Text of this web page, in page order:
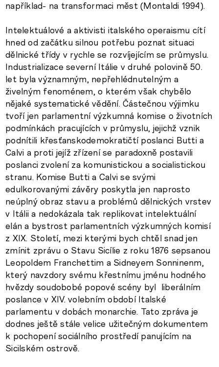
například- na transformaci měst (Montaldi 1994).
Intelektuálové a aktivisti italského operaismu cítí
hned od začátku silnou potřebu poznat situaci
dělnické třídy v rychle se rozvíjejícím se průmyslu.
Industrializace severní Itálie v druhé polovině 50.
let byla významným, nepřehlédnutelným a
živelným fenoménem, o kterém však chybělo
nějaké systematické vědění. Částečnou výjimku
tvoří jen parlamentní výzkumná komise o životních
podmínkách pracujících v průmyslu, jejichž vznik
podnítili křesťanskodemokratičtí poslanci Butti a
Calvi a proti jejíž zřízení se paradoxně postavili
poslanci zvolení za komunistickou a socialistickou
stranu. Komise Butti a Calvi se svými
edulkorovanými závěry poskytla jen naprosto
neúplný obraz stavu a problémů dělnických vrstev
v Itálii a nedokázala tak replikovat intelektuální
elán a bystrost parlamentních výzkumných komisí
z XIX. Století, mezi kterými bych chtěl snad jen
zmínit zprávu o Stavu Sicílie z roku 1876 sepsanou
Leopoldem Franchettim a Sidneyem Sonninenm,
který navzdory svému křestnímu jménu hodného
hvězdy soudobobé popové scény byl liberálním
poslance v XIV. volebním období Italské
parlamentu v dobách monarchie. Tato zpráva je
dodnes ještě stále velice užitečným dokumentem
k pochopení sociálního prostředí panujícím na
Sicilském ostrově.